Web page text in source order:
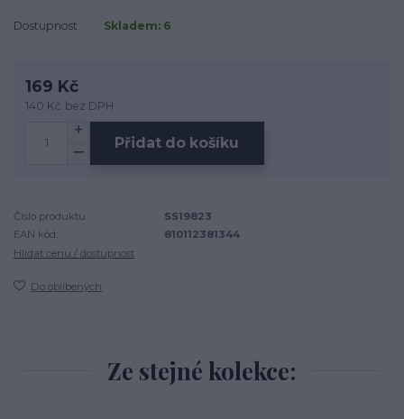
Dostupnost Skladem: 6
169 Kč
140 Kč bez DPH
Přidat do košíku
Číslo produktu:
SS19823
EAN kód:
810112381344
Hlídat cenu / dostupnost
Do oblíbených
Ze stejné kolekce: